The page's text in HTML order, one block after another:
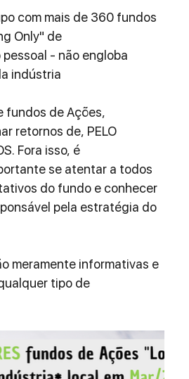
com mais de 360 fundos
Only" de
- não engloba
indústria
fundos de Ações,
retornos de, PELO
Fora isso, é
se atentar a todos
do fundo e conhecer
pela estratégia do
meramente informativas e
tipo de